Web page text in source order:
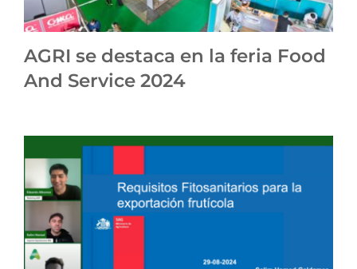
AGRI se destaca en la feria Food
And Service 2024